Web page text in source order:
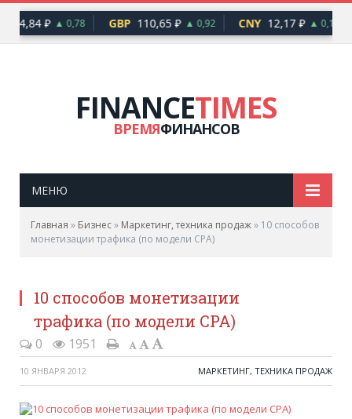
94,84 ₽ ▲ 0,78 GBP 110,65 ₽ ▲ 0,92 CNY 12,17 ₽ ▲ 0,10
FINANCETIMES
ВРЕМЯФИНАНСОВ
МЕНЮ
Главная » Бизнес» Маркетинг, техника продаж» 10 способов
монетизации трафика (по модели CPA)
10 способов монетизации
трафика (по модели CPA)
0 1951
10 ЯНВАРЯ 2012 МАРКЕТИНГ, ТЕХНИКА ПРОДАЖ